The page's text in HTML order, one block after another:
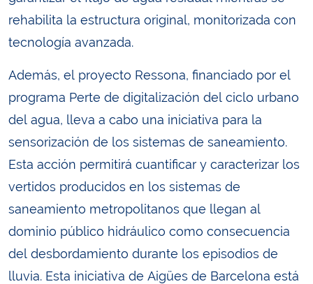
rehabilita la estructura original, monitorizada con
tecnología avanzada.
Además, el proyecto Ressona, financiado por el
programa Perte de digitalización del ciclo urbano
del agua, lleva a cabo una iniciativa para la
sensorización de los sistemas de saneamiento.
Esta acción permitirá cuantificar y caracterizar los
vertidos producidos en los sistemas de
saneamiento metropolitanos que llegan al
dominio público hidráulico como consecuencia
del desbordamiento durante los episodios de
lluvia. Esta iniciativa de Aigües de Barcelona está